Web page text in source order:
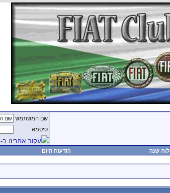
שם המשתמש
סיסמא
עקוב אחרינו ב-RSS
לוח שנה הודעות היום